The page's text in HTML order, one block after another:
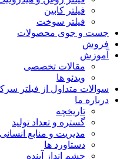
فیلتر کابین
فیلتر سوخت
جست و جوی محصولات
فروش
آموزش
مقالات تخصصی
ویدئو ها
سوالات متداول از فیلتر
درباره ما
تاریخچه
گستره و تعداد تولید
مدیریت و منابع انسانی
دستاورد ها
چشم انداز آینده